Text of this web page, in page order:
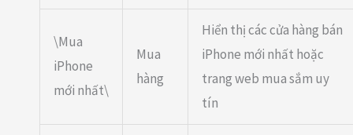
\Mua
iPhone
mới nhất\
Mua
hàng
Hiển thị các cửa hàng bán
iPhone mới nhất hoặc
trang web mua sắm uy
tín